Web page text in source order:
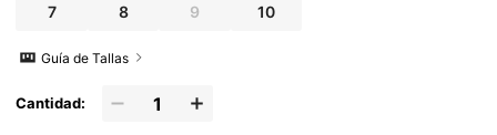
7 8 9 10
Guía de Tallas
Cantidad: